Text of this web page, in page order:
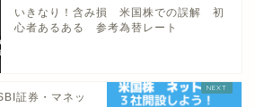
いきなり！含み損 米国株での誤解 初
心者あるある 参考為替レート
証券・マネッ